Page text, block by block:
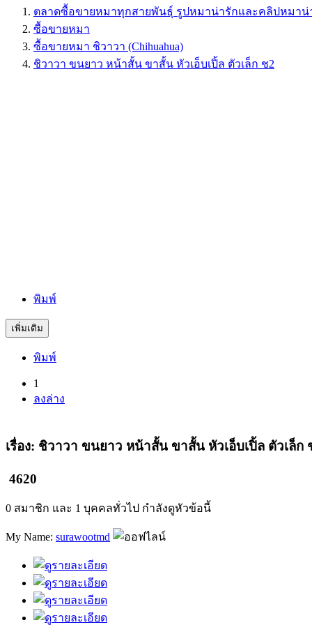
ตลาดซื้อขายหมาทุกสายพันธุ์ รูปหมาน่ารักและคลิปหมาน่
ซื้อขายหมา
ซื้อขายหมา ชิวาวา (Chihuahua)
ชิวาวา ขนยาว หน้าสั้น ขาสั้น หัวเอ็บเปิ้ล ตัวเล็ก ช2
พิมพ์
เพิ่มเติม
พิมพ์
1
ลงล่าง
เรื่อง: ชิวาวา ขนยาว หน้าสั้น ขาสั้น หัวเอ็บเปิ้ล ตัวเล็ก
4620
0 สมาชิก และ 1 บุคคลทั่วไป กำลังดูหัวข้อนี้
My Name: surawootmd